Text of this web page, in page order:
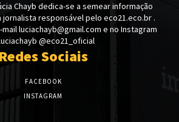
Chayb dedica-se a semear informação
jornalista responsável pelo eco21.eco.br .
luciachayb@gmail.com e no Instagram
@eco21_oficial
Redes Sociais
FACEBOOK
INSTAGRAM